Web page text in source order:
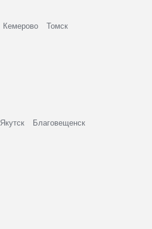
Кемерово Томск
Якутск
Благовещенск